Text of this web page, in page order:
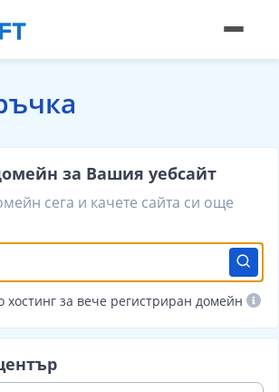
за Вашия уебсайт
сега и качете сайта си още
за вече регистриран домейн